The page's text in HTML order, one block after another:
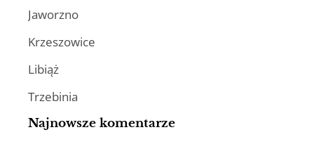
Jaworzno
Krzeszowice
Libiąż
Trzebinia
Najnowsze komentarze